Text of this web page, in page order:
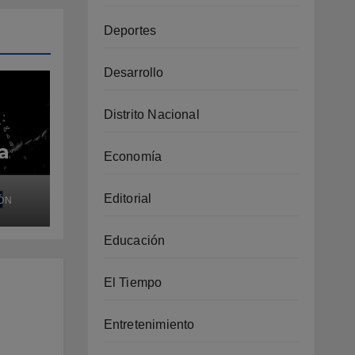
Deportes
Desarrollo
Distrito Nacional
Economía
Editorial
Educación
El Tiempo
Entretenimiento